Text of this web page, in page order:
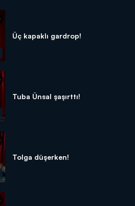
Üç kapaklı gardrop!
Tuba Ünsal şaşırttı!
Tolga düşerken!